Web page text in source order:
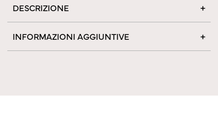
DESCRIZIONE
INFORMAZIONI AGGIUNTIVE